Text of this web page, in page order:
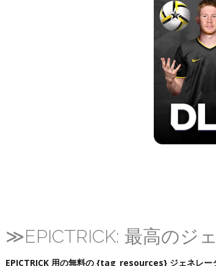
≫EPICTRICK: 最高のジ
EPICTRICK 用の無料の {tag_resources} ジェネレー